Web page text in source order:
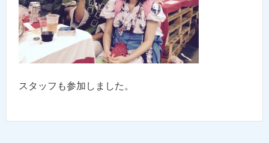
スタッフも参加しました。